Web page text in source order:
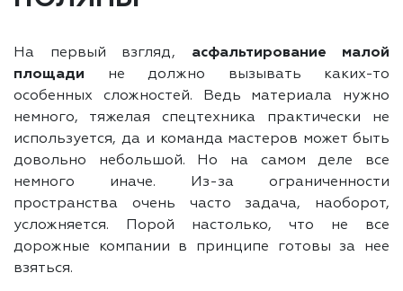
На первый взгляд, асфальтирование малой
площади не должно вызывать каких-то
особенных сложностей. Ведь материала нужно
немного, тяжелая спецтехника практически не
используется, да и команда мастеров может быть
довольно небольшой. Но на самом деле все
немного иначе. Из-за ограниченности
пространства очень часто задача, наоборот,
усложняется. Порой настолько, что не все
дорожные компании в принципе готовы за нее
взяться.